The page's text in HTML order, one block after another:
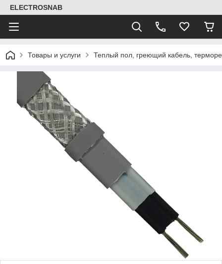
ELECTROSNAB
Товары и услуги Теплый пол, греющий кабель,